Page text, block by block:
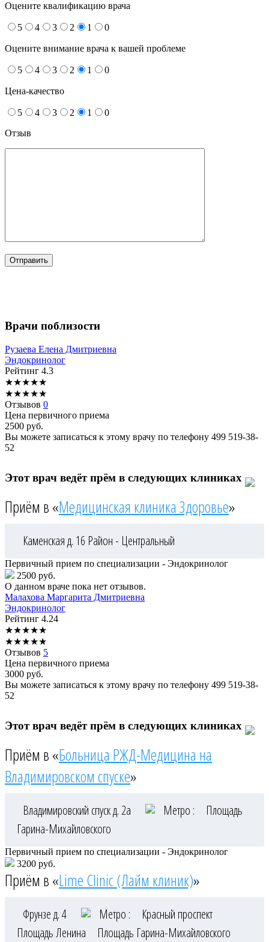
Оцените квалификацию врача
5 4 3 2 1 0
Оцените внимание врача к вашей проблеме
5 4 3 2 1 0
Цена-качество
5 4 3 2 1
0
Отзыв
Врачи поблизости
Рузаева Елена Дмитриевна
Эндокринолог
Рейтинг 4.3
★★★★★
★★★★★
Отзывов 0
Цена первичного приема
2500 руб.
Вы можете записаться к этому врачу по телефону 499 519-38-
52
Этот врач ведёт прём в следующих клиниках
Приём в «Медицинская клиника Здоровье»
Каменская д. 16 Район - Центральный
Первичный прием по специализации - Эндокринолог
2500 руб.
О данном враче пока нет отзывов.
Малахова Маргарита Дмитриевна
Эндокринолог
Рейтинг 4.24
★★★★★
★★★★★
Отзывов 5
Цена первичного приема
3000 руб.
Вы можете записаться к этому врачу по телефону 499 519-38-
52
Этот врач ведёт прём в следующих клиниках
Приём в «Больница РЖД-Медицина на
Владимировском спуске»
Владимировский спуск д. 2а Метро :
Площадь
Гарина-Михайловского
Первичный прием по специализации - Эндокринолог
3200 руб.
Приём в «Lime Clinic (Лайм клиник)»
Фрунзе д. 4 Метро :
Красный проспект
Площадь Ленина
Площадь Гарина-Михайловского